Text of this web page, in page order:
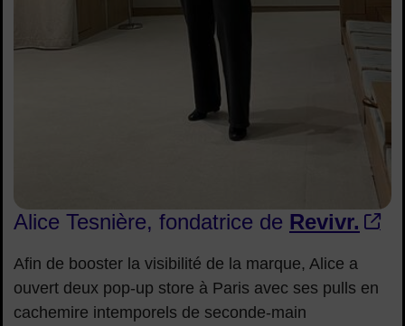
Alice Tesnière, fondatrice de Revivr.
Afin de booster la visibilité de la marque, Alice a
ouvert deux pop-up store à Paris avec ses pulls en
cachemire intemporels de seconde-main